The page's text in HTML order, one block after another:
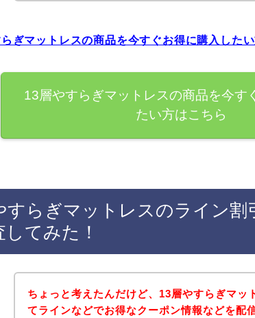
ぎマットレスの商品を今すぐお得に購入した
13層やすらぎマットレスの商品を今す
たい方はこちら
すらぎマットレスのライン割
てみた！
ちょっと考えたんだけど、13層やすらぎマッ
てラインなどでお得なクーポン情報などを配